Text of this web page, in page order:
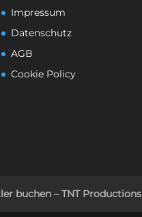
Impressum
Datenschutz
AGB
Cookie Policy
buchen – TNT Productions